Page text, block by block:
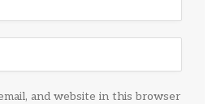
and website in this browser